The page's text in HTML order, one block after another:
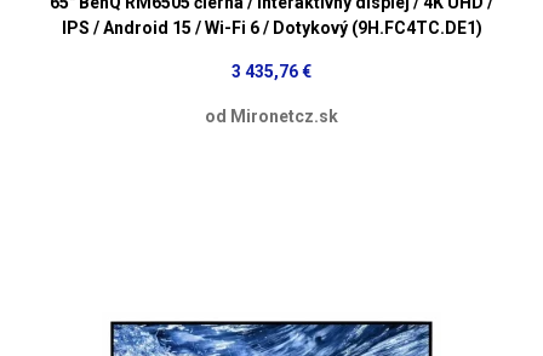
IPS / Android 15 / Wi-Fi 6 / Dotykový (9H.FC4TC.DE1)
3 435,76 €
od Mironetcz.sk